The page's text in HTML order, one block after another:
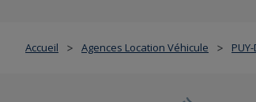
Accueil > Agences Location Véhicule >